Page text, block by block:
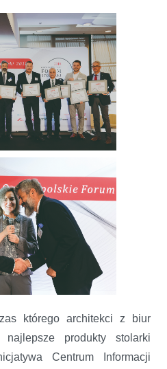
którego architekci z biur
najlepsze produkty stolarki
Centrum Informacji